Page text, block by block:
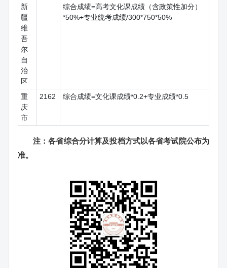
新
疆
维
吾
尔
自
治
区
综合成绩=高考文化课成绩（含政策性加分）
*50%+专业统考成绩/300*750*50%
重
庆
市
2162 综合成绩=文化课成绩*0.2+专业成绩*0.5
注：各省综合分计算及投档方式以各省考试院公布为
准。